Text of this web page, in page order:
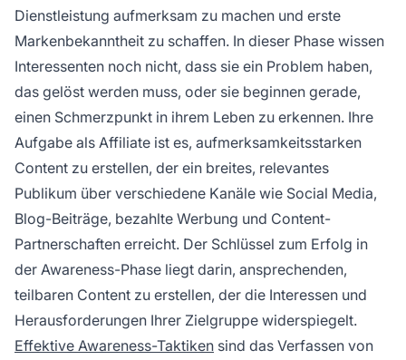
Dienstleistung aufmerksam zu machen und erste
Markenbekanntheit zu schaffen. In dieser Phase wissen
Interessenten noch nicht, dass sie ein Problem haben,
das gelöst werden muss, oder sie beginnen gerade,
einen Schmerzpunkt in ihrem Leben zu erkennen. Ihre
Aufgabe als Affiliate ist es, aufmerksamkeitsstarken
Content zu erstellen, der ein breites, relevantes
Publikum über verschiedene Kanäle wie Social Media,
Blog-Beiträge, bezahlte Werbung und Content-
Partnerschaften erreicht. Der Schlüssel zum Erfolg in
der Awareness-Phase liegt darin, ansprechenden,
teilbaren Content zu erstellen, der die Interessen und
Herausforderungen Ihrer Zielgruppe widerspiegelt.
Effektive Awareness-Taktiken sind das Verfassen von